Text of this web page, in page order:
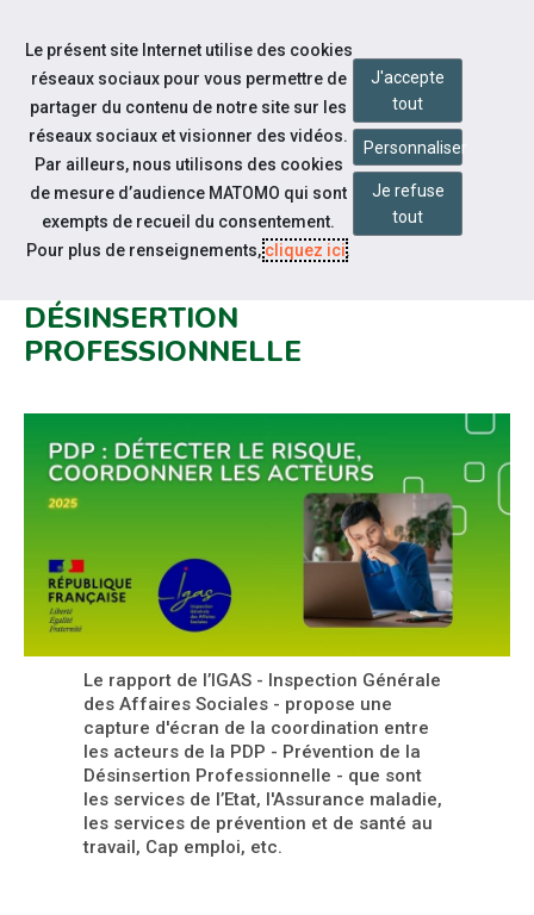
Aller au contenu
Notre actualité
RAPPORT IGAS SUR LA
DÉSINSERTION
PROFESSIONNELLE
Le rapport de l’IGAS - Inspection Générale
des Affaires Sociales - propose une
capture d'écran de la coordination entre
les acteurs de la PDP - Prévention de la
Désinsertion Professionnelle - que sont
les services de l’Etat, l'Assurance maladie,
les services de prévention et de santé au
travail, Cap emploi, etc.
Le présent site Internet utilise des cookies
réseaux sociaux pour vous permettre de
partager du contenu de notre site sur les
réseaux sociaux et visionner des vidéos.
Par ailleurs, nous utilisons des cookies
de mesure d’audience MATOMO qui sont
exempts de recueil du consentement.
Pour plus de renseignements,cliquez ici.
J'accepte
tout
Personnaliser
Je refuse
tout